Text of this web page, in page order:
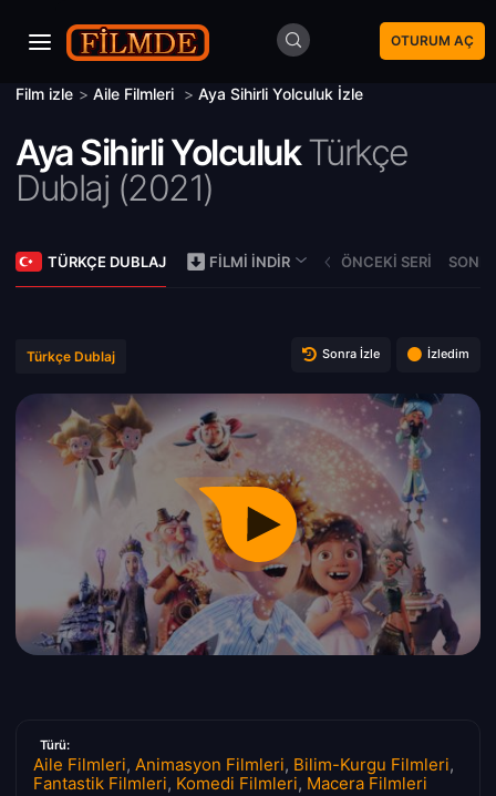
OTURUM AÇ
Film izle > Aile Filmleri > Aya Sihirli Yolculuk İzle
Aya Sihirli YolculukTürkçe
Dublaj (2021)
TÜRKÇE DUBLAJ FILMI İNDIR ÖNCEKI SERI
Türkçe Dublaj Sonra İzle İzledim
Türü:
Aile Filmleri, Animasyon Filmleri, Bilim-Kurgu Filmleri,
Fantastik Filmleri, Komedi Filmleri, Macera Filmleri